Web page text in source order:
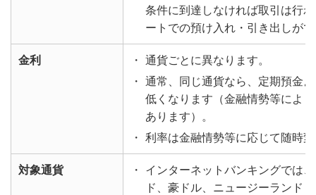
条件に到達しなければ取引は行
ートでの預け入れ・引き出しが
金利 ・
通貨ごとに異なります。
・
通常、同じ通貨なら、定期預金
低くなります（金融情勢等によ
あります）。
・
利率は金融情勢等に応じて随時
対象通貨 ・
インターネットバンキングでは
ド、豪ドル、ニュージーランド